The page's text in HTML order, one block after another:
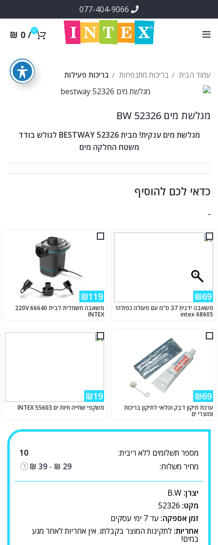
0
/
₪ 0
עמוד הבית בריכות מתנפחות בריכות פעילות
מגלשת מים BW 52326
מגלשת מים ענקית! מבית BESTWAY 52326 לגולש בודד
משטח החלקה מים
כדאי לכם להוסיף
-
₪69
משאבה ידנית 37 ס"מ עם פעולה כפולה!
intex 68605
₪119
משאבה חשמלית לבית 220V 66640
INTEX
₪69
ערכת תיקון דבק וטלאי לתיקון בריכות
ומוצרי ים
₪19
משקפי שחייה חיות ים INTEX 55603
מספר תשלומים ללא ריבית:
10
מחיר משלוח:
₪ 29
-
₪ 39
יצרן: B.W
מקט: 52326
זמן אספקה: עד 7 ימי עסקים
אחריות: לתקינות המוצר בקבלתו. אין אחריות לאחר מגע
במים!